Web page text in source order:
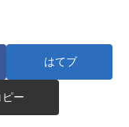
はてブ
ピー